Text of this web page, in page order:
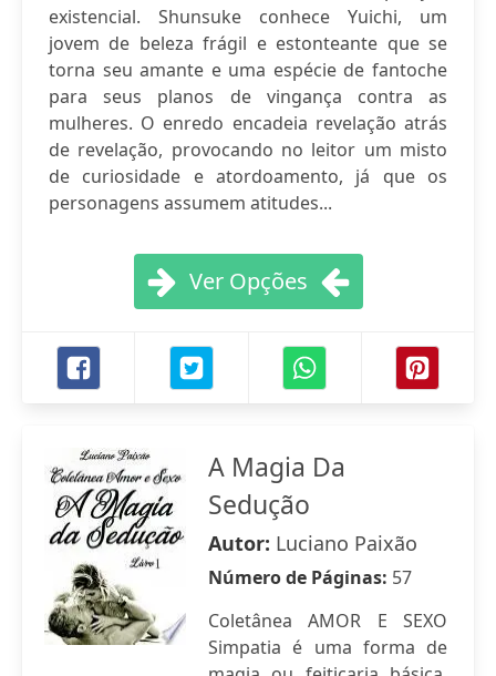
existencial. Shunsuke conhece Yuichi, um
jovem de beleza frágil e estonteante que se
torna seu amante e uma espécie de fantoche
para seus planos de vingança contra as
mulheres. O enredo encadeia revelação atrás
de revelação, provocando no leitor um misto
de curiosidade e atordoamento, já que os
personagens assumem atitudes...
Ver Opções
A Magia Da
Sedução
Autor: Luciano Paixão
Número de Páginas: 57
Coletânea AMOR E SEXO
Simpatia é uma forma de